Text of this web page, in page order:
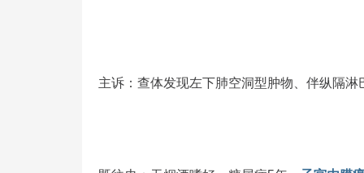
主诉：查体发现左下肺空洞型肿物、伴纵隔淋